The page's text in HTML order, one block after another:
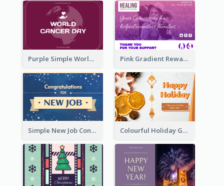
Purple Simple World Cancer Day Greeting Card Pink Gradient Reward For Donation Card Design
Simple New Job Congratulations Card In Yellow And Blue Colourful Holiday Greeting Card In Orange Theme